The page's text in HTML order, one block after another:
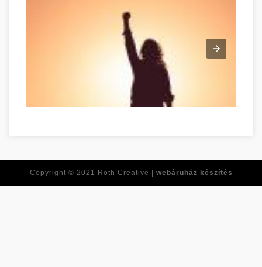
Copyright © 2021 Roth Creative | webáruház készítés